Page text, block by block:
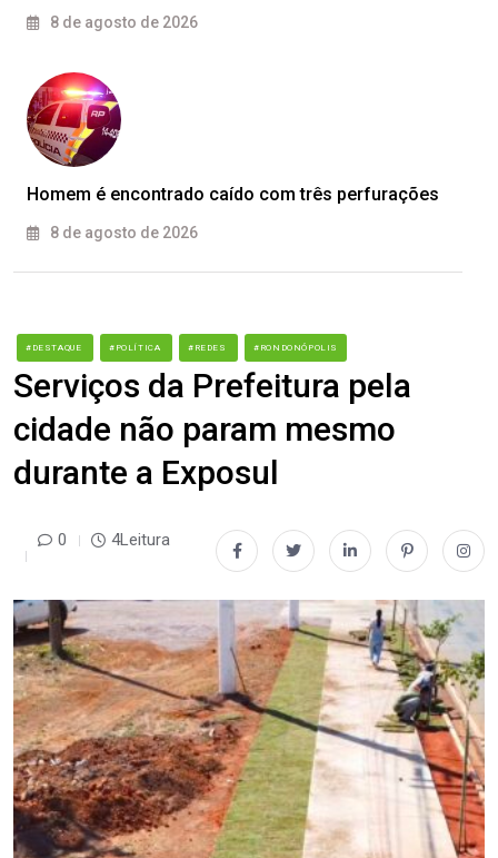
8 de agosto de 2026
Homem é encontrado caído com três perfurações
8 de agosto de 2026
#DESTAQUE #POLÍTICA #REDES #RONDONÓPOLIS
Serviços da Prefeitura pela
cidade não param mesmo
durante a Exposul
0 4Leitura